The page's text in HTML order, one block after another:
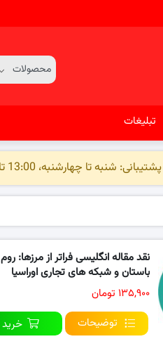
تبلیغات
شنبه تا چهارشنبه، 13:00 تا 01:00 -/-
نقد مقاله انگلیسی فراتر از مرزها: روم
باستان و شبکه های تجاری اوراسیا
۱۳۵,۹۰۰ تومان
توضیحات
خرید